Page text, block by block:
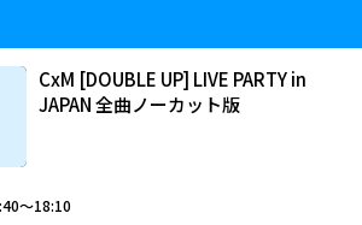
CxM [DOUBLE UP] LIVE PARTY in
JAPAN 全曲ノーカット版
～18:10